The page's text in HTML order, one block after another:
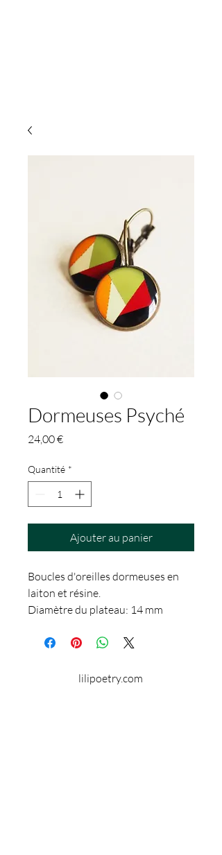
Dormeuses Psyché
24,00 €Prix
Quantité *
Ajouter au panier
Boucles d'oreilles dormeuses en
laiton et résine.
Diamètre du plateau: 14 mm
lilipoetry.com